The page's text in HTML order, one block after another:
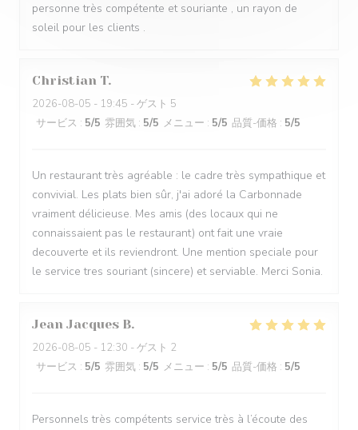
personne très compétente et souriante , un rayon de
soleil pour les clients .
Christian T
2026-08-05 - 19:45 - ゲスト 5
サービス : 5/5 雰囲気 : 5/5 メニュー : 5/5 品質-価格 : 5/5
Un restaurant très agréable : le cadre très sympathique et
convivial. Les plats bien sûr, j'ai adoré la Carbonnade
vraiment délicieuse. Mes amis (des locaux qui ne
connaissaient pas le restaurant) ont fait une vraie
decouverte et ils reviendront. Une mention speciale pour
le service tres souriant (sincere) et serviable. Merci Sonia.
Jean Jacques B
2026-08-05 - 12:30 - ゲスト 2
サービス : 5/5 雰囲気 : 5/5 メニュー : 5/5 品質-価格 : 5/5
Personnels très compétents service très à l’écoute des